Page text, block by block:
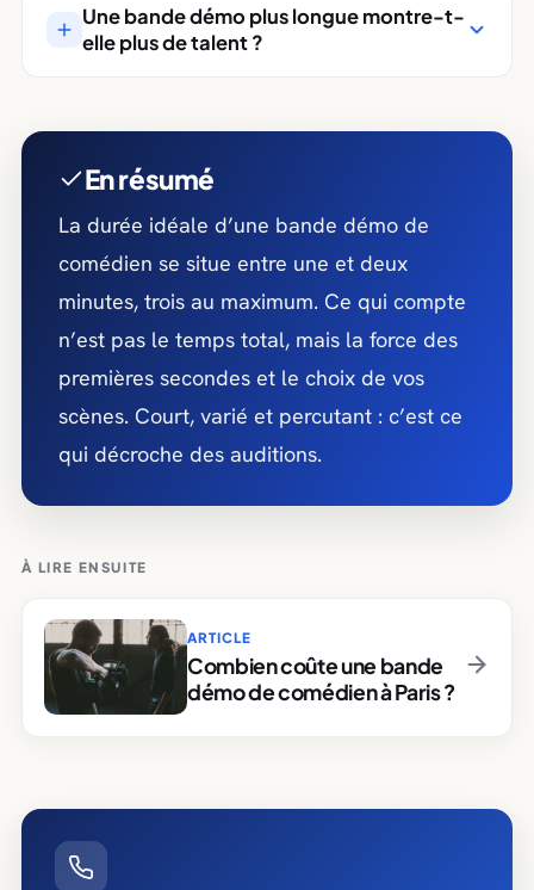
longueur. L’important est la variété des
registres, pas le nombre.
Une bande démo plus longue montre-t-
elle plus de talent ?
l’impact qui compte. Une démo concise et
convaincante.
En résumé
La durée idéale d’une bande démo de
comédien se situe entre une et deux
minutes, trois au maximum. Ce qui compte
n’est pas le temps total, mais la force des
premières secondes et le choix de vos
scènes. Court, varié et percutant : c’est ce
qui décroche des auditions.
À LIRE ENSUITE
ARTICLE
Combien coûte une bande
démo de comédien à Paris ?